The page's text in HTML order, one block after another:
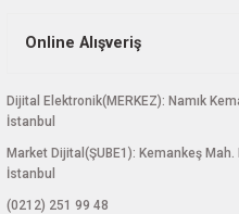
Online Alışveriş
Dijital Elektronik(MERKEZ): Namık
İstanbul
Market Dijital(ŞUBE1): Kemankeş
İstanbul
(0212) 251 99 48